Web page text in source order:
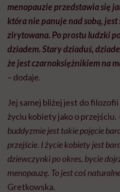
menopauzie przedstawia się
która nie panuje nad sobą, jest
zirytowana. Po prostu ludzki
dziadem. Stary dziaduś,
że jest czarnoksiężnikiem na
– dodaje.
Jej samej bliżej jest do
życiu kobiety jako o przejściu.
buddyzmie jest takie pojęcie
przejście. I życie kobiety jest
dziewczynki po okres, bycie
menopauzę. To jest coś
Gretkowska.